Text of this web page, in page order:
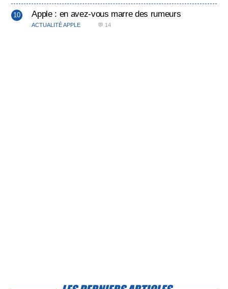
Apple : en avez-vous marre des rumeurs
ACTUALITÉ APPLE 💬 14